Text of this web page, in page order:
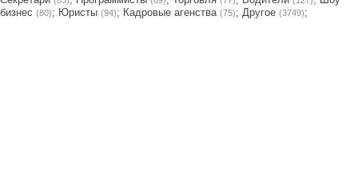
бизнес (80); Юристы (94); Кадровые агенства (75); Другое (3749);